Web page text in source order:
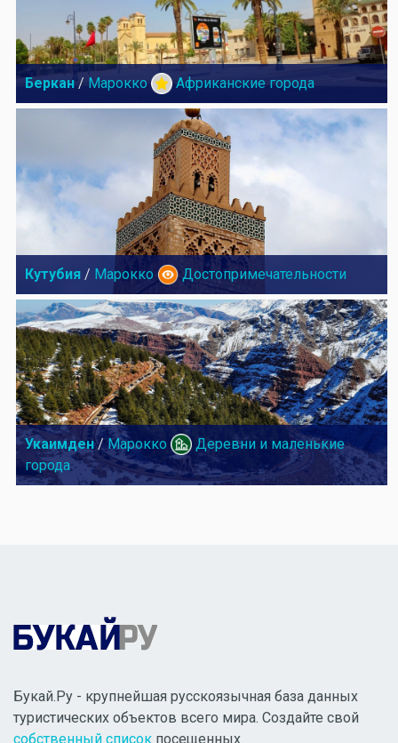
Беркан / Марокко Африканские города
Кутубия / Марокко Достопримечательности
Укаимден/ Марокко
Деревни и маленькие
города
Букай.Ру - крупнейшая русскоязычная база данных
туристических объектов всего мира. Создайте свой
собственный список посещенных